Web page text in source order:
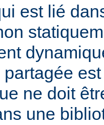
est lié
ne doit
une